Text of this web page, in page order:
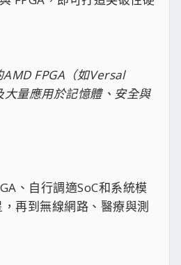
FPGA（如Versal
量應用於記憶體、安全與
、自行調適SoC和系統模
再到無線網路、醫療與測